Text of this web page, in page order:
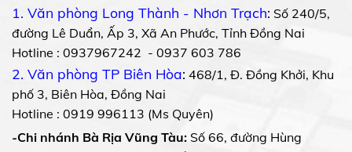
1. Văn phòng Long Thành - Nhơn Trạch: Số 240/5,
đường Lê Duẩn, Ấp 3, Xã An Phước, Tỉnh Đồng Nai
Hotline : 0937967242 - 0937 603 786
2. Văn phòng TP Biên Hòa: 468/1, Đ. Đồng Khởi, Khu
phố 3, Biên Hòa, Đồng Nai
Hotline : 0919 996113 (Ms Quyên)
-Chi nhánh Bà Rịa Vũng Tàu: Số 66, đường Hùng